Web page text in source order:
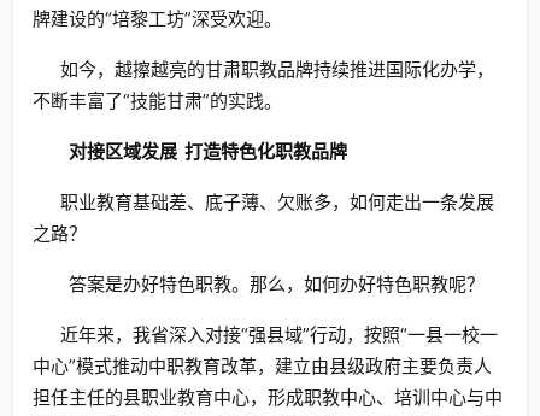
牌建设的“培黎工坊”深受欢迎。
如今，越擦越亮的甘肃职教品牌持续推进国际化办学，
不断丰富了“技能甘肃”的实践。
对接区域发展打造特色化职教品牌
职业教育基础差、底子薄、欠账多，如何走出一条发展
之路？
答案是办好特色职教。那么，如何办好特色职教呢？
近年来，我省深入对接“强县域”行动，按照“一县一校一
中心”模式推动中职教育改革，建立由县级政府主要负责人
担任主任的县职业教育中心，形成职教中心、培训中心与中